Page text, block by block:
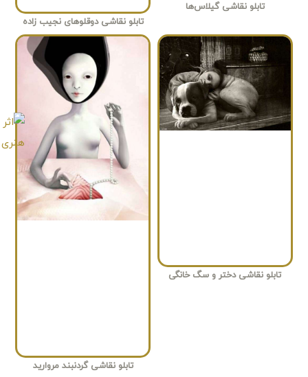
تابلو نقاشی گیلاس‌ها
تابلو نقاشی دوقلوهای نجیب زاده
تابلو نقاشی دختر و سگ خانگی
تابلو نقاشی گردنبند مروارید